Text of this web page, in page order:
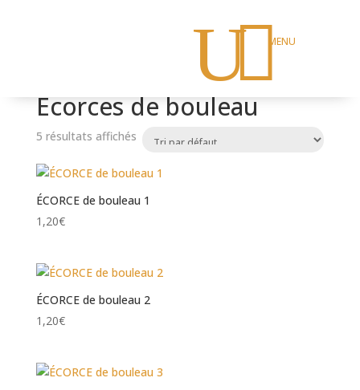
U
Ecorces de bouleau
5 résultats affichés
ÉCORCE de bouleau 1
1,20€
ÉCORCE de bouleau 2
1,20€